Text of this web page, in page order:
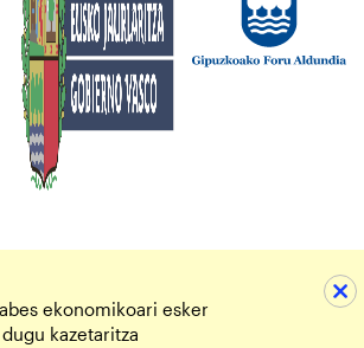
ekonomikoari esker
kazetaritza